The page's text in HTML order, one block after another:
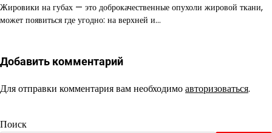
Жировики на губах — это доброкачественные опухоли жировой ткани,
может появиться где угодно: на верхней и…
Добавить комментарий
Для отправки комментария вам необходимоавторизоваться.
Поиск